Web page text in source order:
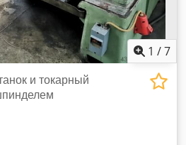
1 /7
и токарный